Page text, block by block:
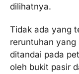
dilihatnya.
Tidak ada yang
reruntuhan
ditandai pada
oleh bukit pasir